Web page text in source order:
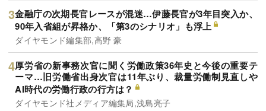
金融庁の次期長官レースが混迷…伊藤長官が3年目突入か、
90年入省組が昇格か、「第3のシナリオ」も浮上
ダイヤモンド編集部,高野 豪
厚労省の新事務次官に聞く労働政策36年史と今後の重要テ
ーマ…旧労働省出身次官は11年ぶり、裁量労働制見直しや
AI時代の労働行政の行方は？
ダイヤモンド社メディア編集局,浅島亮子